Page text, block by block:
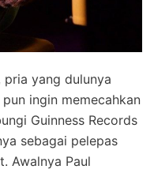
pria yang dulunya
ingin memecahkan
Guinness Records
sebagai pelepas
Awalnya Paul